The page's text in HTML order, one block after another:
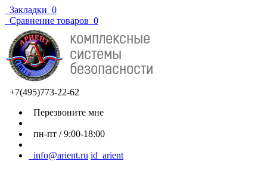
Закладки 0
Сравнение товаров 0
+7(495)773-22-62
Перезвоните мне
пн-пт / 9:00-18:00
info@arient.ru id_arient